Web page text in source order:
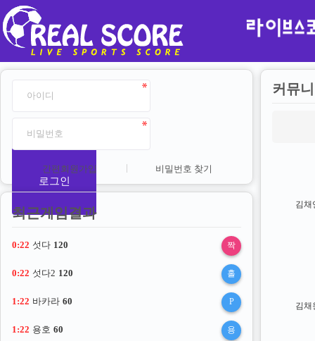
로그인
간편회원가입 비밀번호 찾기
최근게임결과
0:21 섯다 120 짝
0:21 섯다2 120 홀
1:21 바카라 60 P
1:21 용호 60 용
커뮤
김채
김채